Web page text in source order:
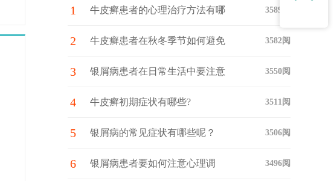
1 牛皮癣患者的心理治疗方法有哪
些？
3589阅
2 牛皮癣患者在秋冬季节如何避免
牛皮癣骚扰呢?
3582阅
3 银屑病患者在日常生活中要注意
哪些问题呢?
3550阅
4 牛皮癣初期症状有哪些? 3511阅
5 银屑病的常见症状有哪些呢？ 3506阅
6 银屑病患者要如何注意心理调 3496阅